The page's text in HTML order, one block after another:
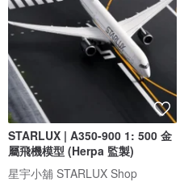
STARLUX | A350-900 1: 500 金
屬飛機模型 (Herpa 監製)
星宇小舖 STARLUX Shop